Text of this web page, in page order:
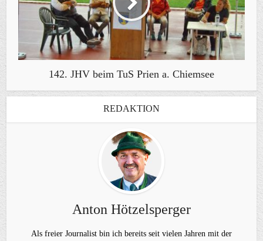
142. JHV beim TuS Prien a. Chiemsee
REDAKTION
Anton Hötzelsperger
Als freier Journalist bin ich bereits seit vielen Jahren mit der